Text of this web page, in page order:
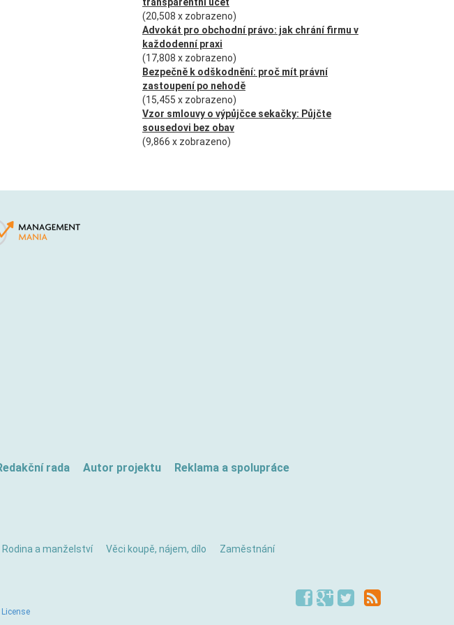
(20,508 x zobrazeno)
Advokát pro obchodní právo: jak chrání firmu v
každodenní praxi
(17,808 x zobrazeno)
Bezpečně k odškodnění: proč mít právní
zastoupení po nehodě
(15,455 x zobrazeno)
Vzor smlouvy o výpůjčce sekačky: Půjčte
sousedovi bez obav
(9,866 x zobrazeno)
rada Autor projektu Reklama a spolupráce
Rodina a manželství Věci koupě, nájem, dílo Zaměstnání